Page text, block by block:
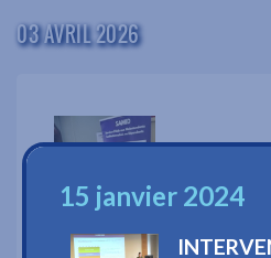
03 AVRIL 2026